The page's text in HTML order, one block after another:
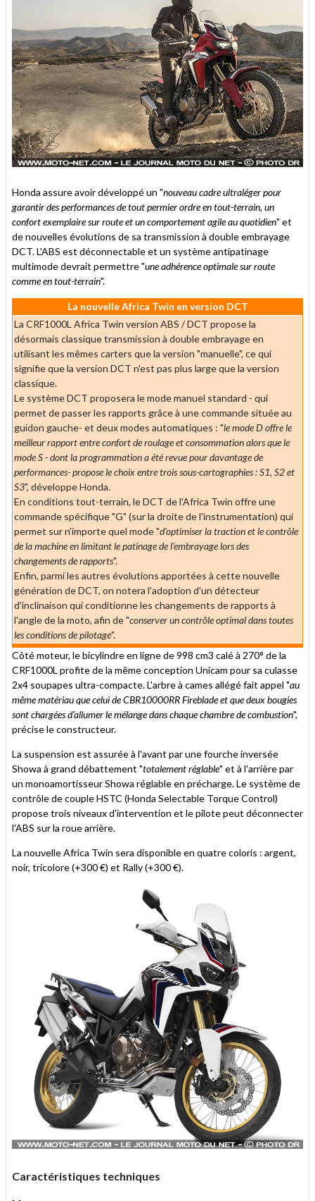
Honda assure avoir développé un "nouveau cadre ultraléger pour
garantir des performances de tout permier ordre en tout-terrain, un
confort exemplaire sur route et un comportement agile au quotidien" et
de nouvelles évolutions de sa transmission à double embrayage
DCT. L'ABS est déconnectable et un système antipatinage
multimode devrait permettre "une adhérence optimale sur route
comme en tout-terrain".
La nouvelle Africa Twin en version DCT
La CRF1000L Africa Twin version ABS / DCT propose la
désormais classique transmission à double embrayage en
utilisant les mêmes carters que la version "manuelle", ce qui
signifie que la version DCT n'est pas plus large que la version
classique.
Le système DCT proposera le mode manuel standard - qui
permet de passer les rapports grâce à une commande située au
guidon gauche- et deux modes automatiques : "le mode D offre le
meilleur rapport entre confort de roulage et consommation alors que le
mode S - dont la programmation a été revue pour davantage de
performances- propose le choix entre trois sous-cartographies : S1, S2 et
S3", développe Honda.
En conditions tout-terrain, le DCT de l'Africa Twin offre une
commande spécifique "G" (sur la droite de l'instrumentation) qui
permet sur n'importe quel mode "d'optimiser la traction et le contrôle
de la machine en limitant le patinage de l'embrayage lors des
changements de rapports".
Enfin, parmi les autres évolutions apportées à cette nouvelle
génération de DCT, on notera l'adoption d'un détecteur
d'inclinaison qui conditionne les changements de rapports à
l'angle de la moto, afin de "conserver un contrôle optimal dans toutes
les conditions de pilotage".
Côté moteur, le bicylindre en ligne de 998 cm3 calé à 270° de la
CRF1000L profite de la même conception Unicam pour sa culasse
2x4 soupapes ultra-compacte. L'arbre à cames allégé fait appel "au
même matériau que celui de CBR10000RR Fireblade et que deux bougies
sont chargées d'allumer le mélange dans chaque chambre de combustion",
précise le constructeur.
La suspension est assurée à l'avant par une fourche inversée
Showa à grand débattement "totalement réglable" et à l'arrière par
un monoamortisseur Showa réglable en précharge. Le système de
contrôle de couple HSTC (Honda Selectable Torque Control)
propose trois niveaux d'intervention et le pilote peut déconnecter
l'ABS sur la roue arrière.
La nouvelle Africa Twin sera disponible en quatre coloris : argent,
noir, tricolore (+300 €) et Rally (+300 €).
Caractéristiques techniques